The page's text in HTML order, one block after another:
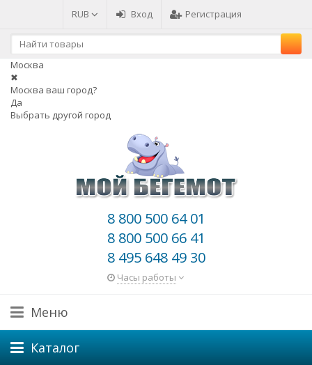
RUB Вход Регистрация
Москва
✖
Москва ваш город?
Да
Выбрать другой город
8 800 500 64 01
8 800 500 66 41
8 495 648 49 30
Часы работы
Меню
Каталог